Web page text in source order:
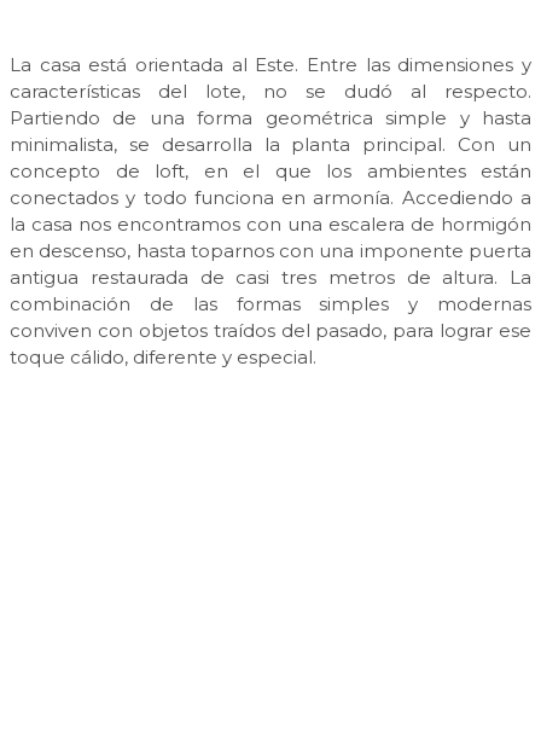
La casa está orientada al Este. Entre las dimensiones y
características del lote, no se dudó al respecto.
Partiendo de una forma geométrica simple y hasta
minimalista, se desarrolla la planta principal. Con un
concepto de loft, en el que los ambientes están
conectados y todo funciona en armonía. Accediendo a
la casa nos encontramos con una escalera de hormigón
en descenso, hasta toparnos con una imponente puerta
antigua restaurada de casi tres metros de altura. La
combinación de las formas simples y modernas
conviven con objetos traídos del pasado, para lograr ese
toque cálido, diferente y especial.